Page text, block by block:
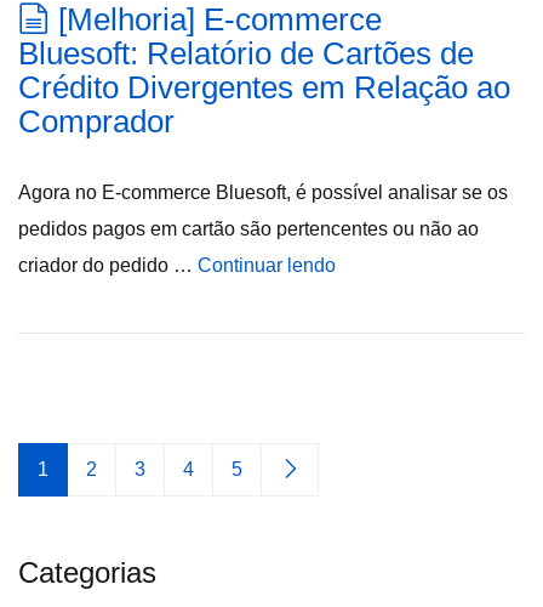
[Melhoria] E-commerce
Bluesoft: Relatório de Cartões de
Crédito Divergentes em Relação ao
Comprador
Agora no E-commerce Bluesoft, é possível analisar se os
pedidos pagos em cartão são pertencentes ou não ao
criador do pedido … Continuar lendo
1 2 3 4 5
Categorias